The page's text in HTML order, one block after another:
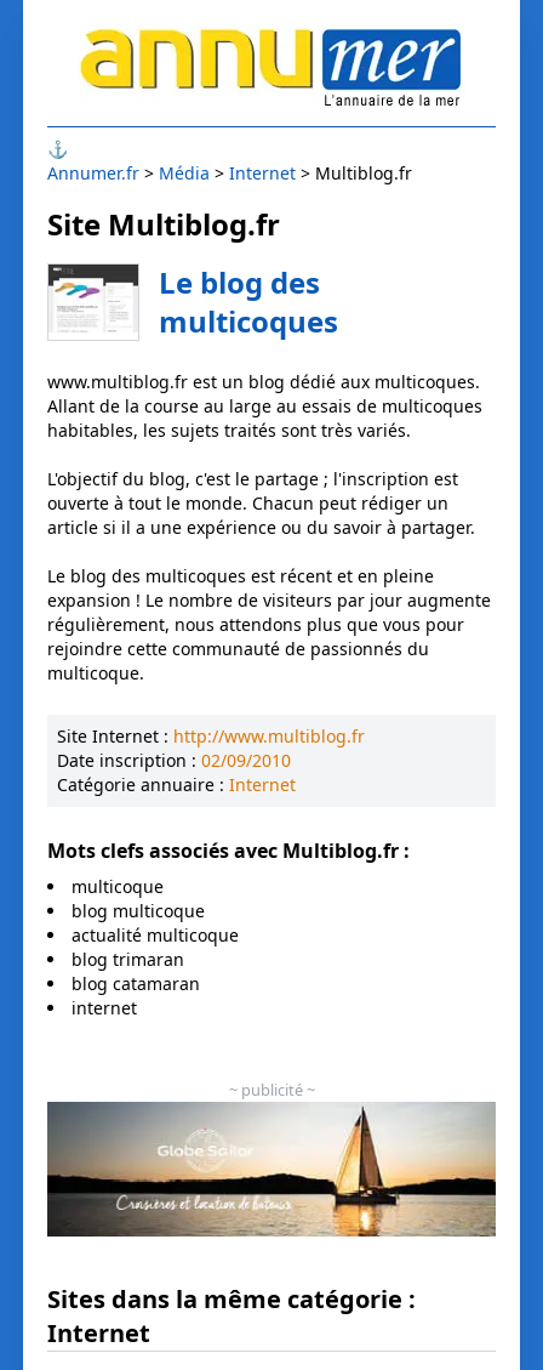
⚓
Annumer.fr
Média Internet Multiblog.fr
Site Multiblog.fr
Le blog des
multicoques
www.multiblog.fr est un blog dédié aux multicoques.
Allant de la course au large au essais de multicoques
habitables, les sujets traités sont très variés.
L'objectif du blog, c'est le partage ; l'inscription est
ouverte à tout le monde. Chacun peut rédiger un
article si il a une expérience ou du savoir à partager.
Le blog des multicoques est récent et en pleine
expansion ! Le nombre de visiteurs par jour augmente
régulièrement, nous attendons plus que vous pour
rejoindre cette communauté de passionnés du
multicoque.
Site Internet : http://www.multiblog.fr
Date inscription : 02/09/2010
Catégorie annuaire : Internet
Mots clefs associés avec Multiblog.fr:
multicoque
blog multicoque
actualité multicoque
blog trimaran
blog catamaran
internet
~ publicité ~
Sites dans la même catégorie :
Internet